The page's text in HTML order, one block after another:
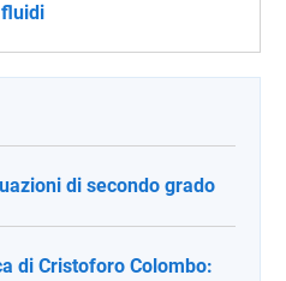
di secondo grado
di Cristoforo Colombo: